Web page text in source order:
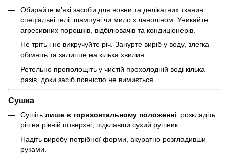
Обирайте м’які засоби для вовни та делікатних тканин:
спеціальні гелі, шампуні чи мило з ланоліном. Уникайте
агресивних порошків, відбілювачів та кондиціонерів.
Не тріть і не викручуйте річ. Занурте виріб у воду, злегка
обімніть та залиште на кілька хвилин.
Ретельно прополощіть у чистій прохолодній воді кілька
разів, доки засіб повністю не вимиється.
Сушка
Сушіть лише в горизонтальному положенні: розкладіть
річ на рівній поверхні, підклавши сухий рушник.
Надіть виробу потрібної форми, акуратно розгладивши
руками.